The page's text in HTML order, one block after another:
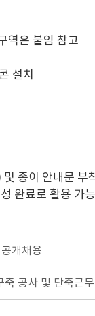
역은 붙임 참고
설치
종이 안내문 부
완료로 활용 가능
개채용
공사 및 단축근무